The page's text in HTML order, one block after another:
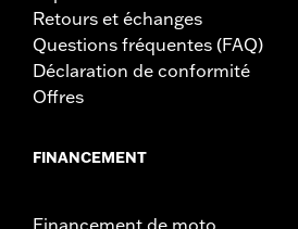
Retours et échanges
Questions fréquentes (FAQ)
Déclaration de conformité
Offres
FINANCEMENT
Financement de moto